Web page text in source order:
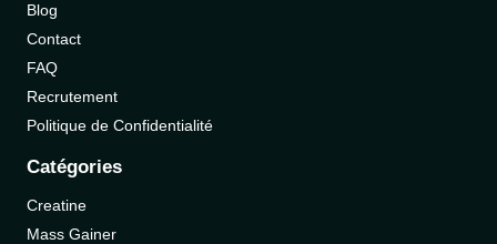
Blog
Contact
FAQ
Recrutement
Politique de Confidentialité
Catégories
Creatine
Mass Gainer